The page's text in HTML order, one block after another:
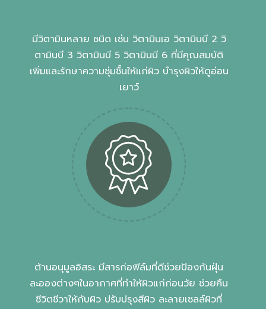
มีวิตามินหลาย ชนิด เช่น วิตามินเอ วิตามินบี 2 วิ
ตามินบี 3 วิตามินบี 5 วิตามินบี 6 ที่มีคุณสมบัติ
เพิ่มและรักษาความชุ่มชื้นให้แก่ผิว บํารุงผิวให้ดูอ่อน
เยาว์
ต้านอนุมูลอิสระ มีสารก่อฟิล์มที่ดีช่วยป้องกันฝุ่น
ละอองต่างๆในอากาศที่ทำให้ผิวแก่ก่อนวัย ช่วยคืน
ชีวิตชีวาให้กับผิว ปรับปรุงสีผิว ละลายเซลล์ผิวที่